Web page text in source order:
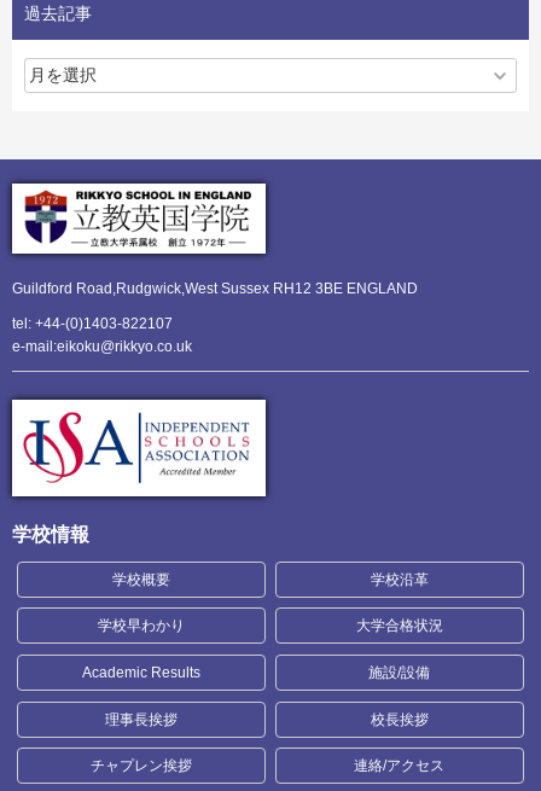
過去記事
Guildford Road,Rudgwick,West Sussex RH12 3BE ENGLAND
tel: +44-(0)1403-822107
e-mail:eikoku@rikkyo.co.uk
学校情報
学校概要 学校沿革
学校早わかり 大学合格状況
Academic Results 施設/設備
理事長挨拶 校長挨拶
チャプレン挨拶 連絡/アクセス